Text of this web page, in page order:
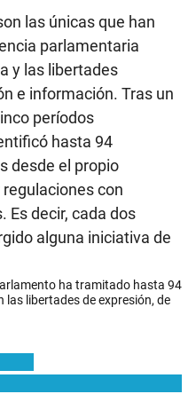
las únicas que han
parlamentaria
y las libertades
e información. Tras un
períodos
hasta 94
desde el propio
con
Es decir, cada dos
alguna iniciativa de